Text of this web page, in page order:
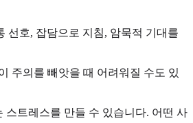
선호, 잡담으로 지침, 암묵적 기대를
주의를 빼앗을 때 어려워질 수도 있
스트레스를 만들 수 있습니다. 어떤 사